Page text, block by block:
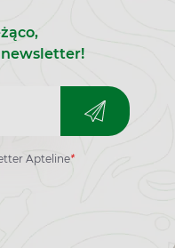
newsletter!
Apteline*